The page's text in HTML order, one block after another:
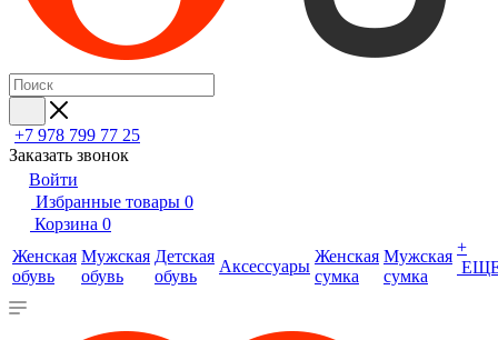
+7 978 799 77 25
Заказать звонок
Войти
Избранные товары 0
Корзина 0
Женская
обувь
Мужская
обувь
Детская
обувь
Аксессуары
Женская
сумка
Мужская
сумка
+